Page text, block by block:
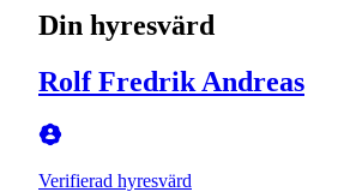
Din hyresvärd
Rolf Fredrik Andreas
Verifierad hyresvärd